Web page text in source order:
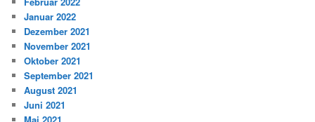
Januar 2022
Dezember 2021
November 2021
Oktober 2021
September 2021
August 2021
Juni 2021
Mai 2021